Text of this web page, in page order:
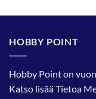
HOBBY POINT
Hobby Point on
Katso lisääTietoa